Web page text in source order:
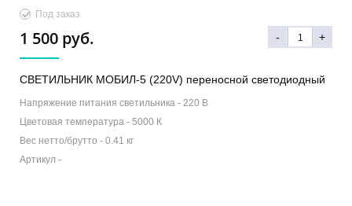
Под заказ
1 500 руб. - +
СВЕТИЛЬНИК МОБИЛ-5 (220V) переносной светодиодный
Напряжение питания светильника - 220 В
Цветовая температура - 5000 К
Вес нетто/брутто - 0.41 кг
Артикул -